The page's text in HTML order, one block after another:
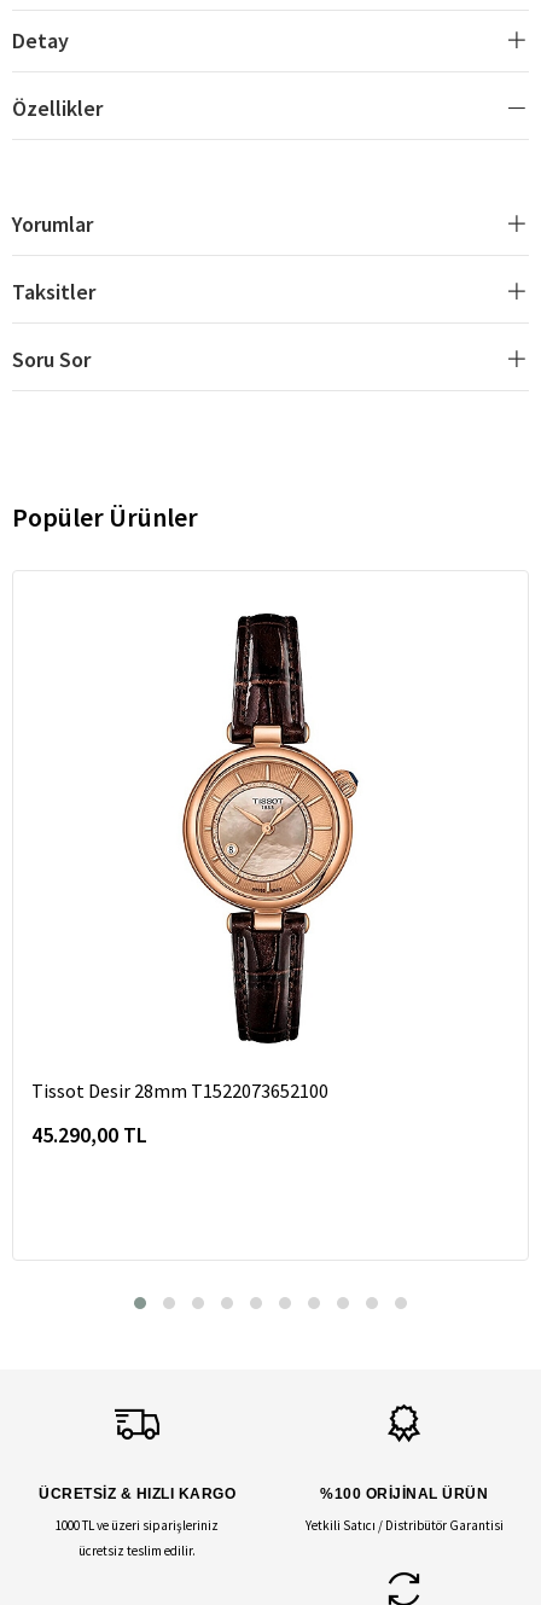
Detay
Özellikler
Yorumlar
Taksitler
Soru Sor
Popüler Ürünler
Tissot Desir 28mm T1522073652100
45.290,00 TL
ÜCRETSİZ & HIZLI KARGO
1000 TL ve üzeri siparişleriniz
ücretsiz teslim edilir.
%100 ORİJİNAL ÜRÜN
Yetkili Satıcı / Distribütör Garantisi